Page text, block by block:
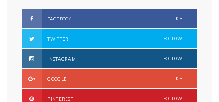
FACEBOOK LIKE
TWITTER FOLLOW
INSTAGRAM FOLLOW
GOOGLE LIKE
PINTEREST FOLLOW